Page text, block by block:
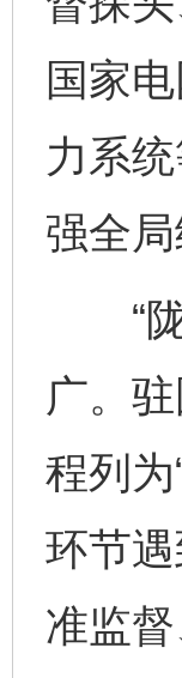
国家
力系
强全
“陇
广。
程列
环节
准监